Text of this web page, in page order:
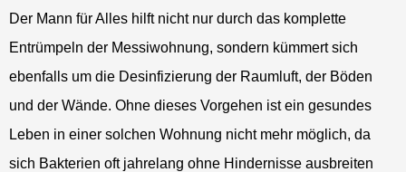
Der Mann für Alles hilft nicht nur durch das komplette
Entrümpeln der Messiwohnung, sondern kümmert sich
ebenfalls um die Desinfizierung der Raumluft, der Böden
und der Wände. Ohne dieses Vorgehen ist ein gesundes
Leben in einer solchen Wohnung nicht mehr möglich, da
sich Bakterien oft jahrelang ohne Hindernisse ausbreiten